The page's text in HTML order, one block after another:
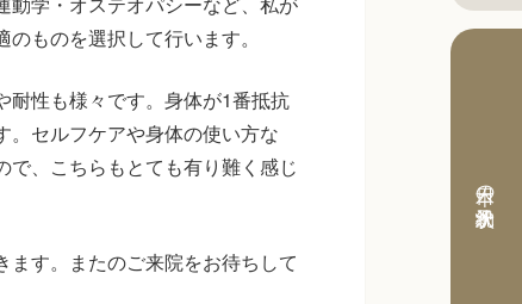
本日の予約状況
ものを選択して行います。
耐性も様々です。身体が1番抵抗
。セルフケアや身体の使い方な
、こちらもとても有り難く感じ
す。またのご来院をお待ちして